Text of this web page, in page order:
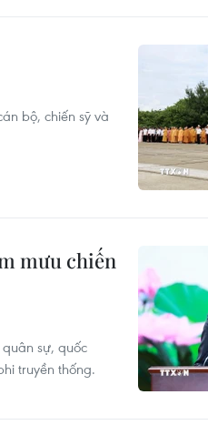
bộ, chiến sỹ và
mưu chiến
sự, quốc
truyền thống.